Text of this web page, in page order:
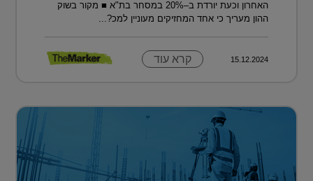
האחרון וכעת יורדת ב–20% במסחר בת"א ■ מקור בשוק
ההון מעריך כי אחד המחזיקים מעוניין למכ?...
15.12.2024 קרא עוד